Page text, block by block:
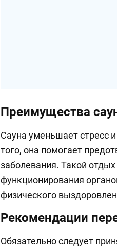
Преимущества
Сауна уменьшает стресс
того, она помогает
заболевания. Такой
функционирования
физического
Рекомендации
Обязательно следует